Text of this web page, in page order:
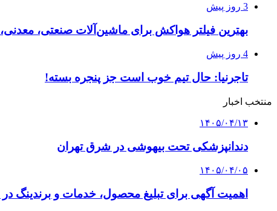
3 روز پیش
بهترین فیلتر هواکش برای ماشین‌آلات صنعتی،
4 روز پیش
تاجرنیا: حال تیم خوب است جز پنجره بسته!
منتخب اخبار
۱۴۰۵/۰۴/۱۳
دندانپزشکی تحت بیهوشی در شرق تهران
۱۴۰۵/۰۴/۰۵
اهمیت آگهی برای تبلیغ محصول، خدمات و برندینگ